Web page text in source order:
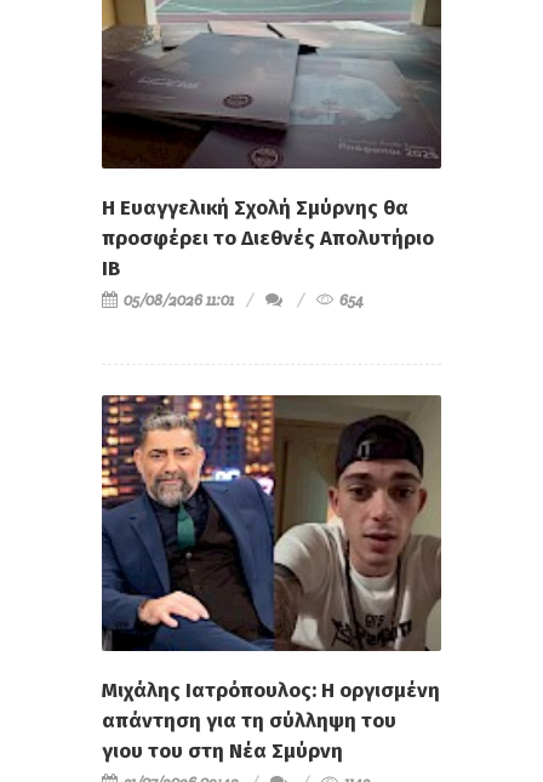
Η Ευαγγελική Σχολή Σμύρνης θα
προσφέρει το Διεθνές Απολυτήριο
IB
05/08/2026 11:01 654
Μιχάλης Ιατρόπουλος: Η οργισμένη
απάντηση για τη σύλληψη του
γιου του στη Νέα Σμύρνη